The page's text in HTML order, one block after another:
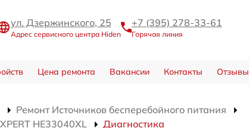
ул. Дзержинского, 25
Адрес сервисного центра Hiden
+7 (395) 278-33-61
Горячая линия
Цена ремонта Вакансии Контакты Отзывы
Ремонт Источников бесперебойного питания
HE33040XL
Диагностика